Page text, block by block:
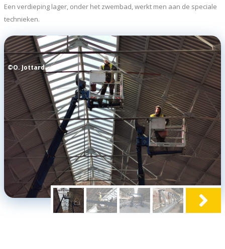
Een verdieping lager, onder het zwembad, werkt men aan de speciale
technieken.
©O. Jottard